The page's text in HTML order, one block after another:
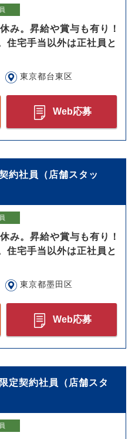
み。昇給や賞与も有り！
住宅手当以外は正社員と
東京都台東区
Web応募
約社員（店舗スタッ
み。昇給や賞与も有り！
住宅手当以外は正社員と
東京都墨田区
Web応募
定契約社員（店舗スタ